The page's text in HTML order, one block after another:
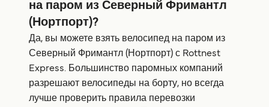
на паром из Северный Фримантл
(Нортпорт)?
Да, вы можете взять велосипед на паром из
Северный Фримантл (Нортпорт) с Rottnest
Express. Большинство паромных компаний
разрешают велосипеды на борту, но всегда
лучше проверить правила перевозки